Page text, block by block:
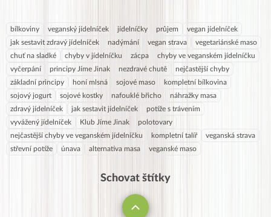
bílkoviny veganský jídelníček jídelníčky průjem
vegan jídelníček
jak sestavit zdravý jídelníček
nadýmání vegan strava
vegetariánské maso
chuť na sladké
chyby v jídelníčku zácpa
chyby ve veganském jídelníčku
vyčerpání
principy Jíme Jinak nezdravé chutě
nejčastější chyby
základní principy
honí mlsná sojové maso
kompletní bílkovina
sojový jogurt
sojové kostky nafouklé břicho
náhražky masa
zdravý jídelníček
jak sestavit jídelníček
potíže s trávením
vyvážený jídelníček
Klub Jíme Jinak
polotovary
nejčastější chyby ve veganském jídelníčku
kompletní talíř
veganská strava
střevní potíže
únava alternativa masa veganské maso
Schovat štítky